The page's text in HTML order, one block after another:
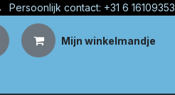
Persoonlijk contact: +31 6 16109353
Mijn winkelmandje